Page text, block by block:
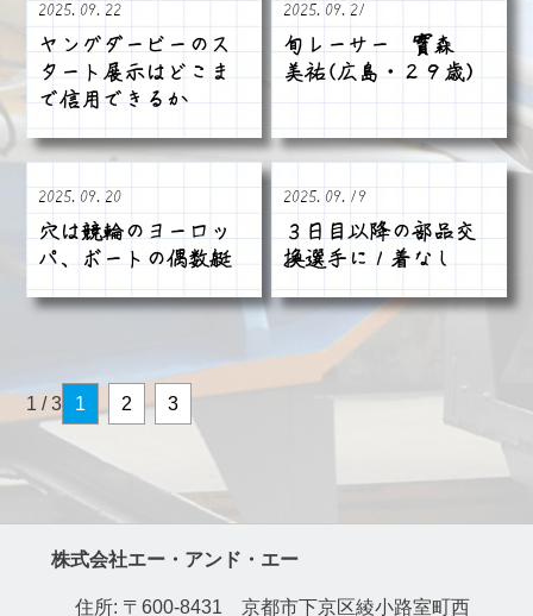
2025.09.22
ヤングダービーのス
タート展示はどこま
で信用できるか
2025.09.21
旬レーサー 實森
美祐(広島・２９歳)
2025.09.20
穴は競輪のヨーロッ
パ、ボートの偶数艇
2025.09.19
３日目以降の部品交
換選手に１着なし
1 / 3 1 2 3
株式会社エー・アンド・エー
住所: 〒600-8431 京都市下京区綾小路室町西